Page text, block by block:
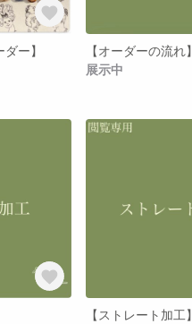
ー】
【オーダーの流れ】
展示中
【ストレート加工】